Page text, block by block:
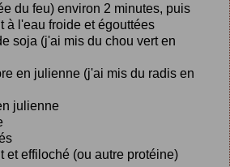
du feu) environ 2 minutes, puis
à l'eau froide et égouttées
soja (j'ai mis du chou vert en
en julienne (j'ai mis du radis en
julienne
et effiloché (ou autre protéine)